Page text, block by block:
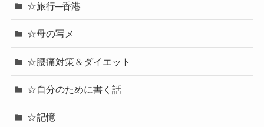
☆旅行─香港
☆母の写メ
☆腰痛対策＆ダイエット
☆自分のために書く話
☆記憶